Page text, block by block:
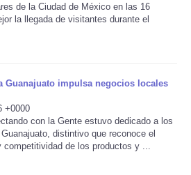
de la Ciudad de México en las 16
la llegada de visitantes durante el
Guanajuato impulsa negocios locales
+0000
con la Gente estuvo dedicado a los
distintivo que reconoce el
de los productos y ...